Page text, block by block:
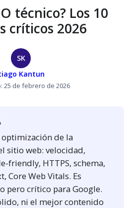
técnico? Los 10
críticos 2026
SK
Kantun
25 de febrero de 2026
optimización de la
sitio web: velocidad,
friendly, HTTPS, schema,
Core Web Vitals. Es
pero crítico para Google.
ni el mejor contenido